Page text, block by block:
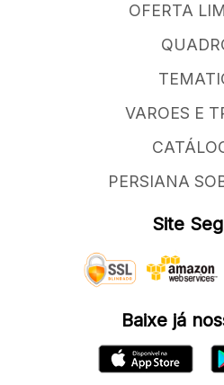
OFERTA
VAROES E
PERSIANA
Site
Baixe já